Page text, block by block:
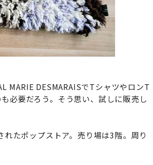
MARIE DESMARAISでTシャツやロンT
必要だろう。そう思い、試しに販売し
たポップストア。売り場は3階。周り